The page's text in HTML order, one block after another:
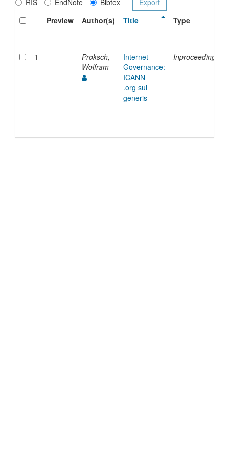
RIS
EndNote
Bibtex
Preview
Author(s) Title Type
1
Proksch,
Wolfram
Internet
Governance:
ICANN =
.org sui
generis
Inproceedings